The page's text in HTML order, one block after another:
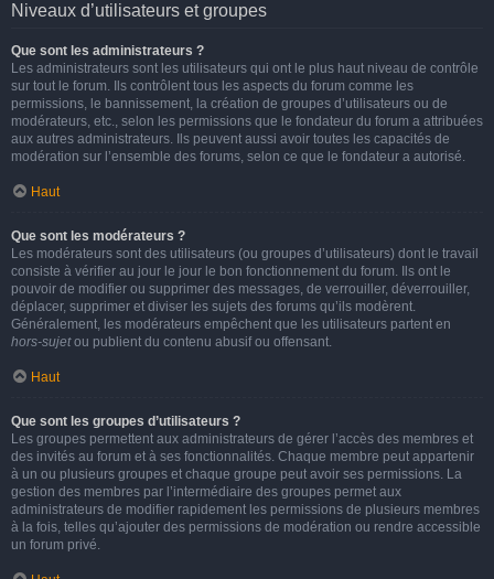
Niveaux d’utilisateurs et groupes
Que sont les administrateurs ?
Les administrateurs sont les utilisateurs qui ont le plus haut niveau de contrôle
sur tout le forum. Ils contrôlent tous les aspects du forum comme les
permissions, le bannissement, la création de groupes d’utilisateurs ou de
modérateurs, etc., selon les permissions que le fondateur du forum a attribuées
aux autres administrateurs. Ils peuvent aussi avoir toutes les capacités de
modération sur l’ensemble des forums, selon ce que le fondateur a autorisé.
Haut
Que sont les modérateurs ?
Les modérateurs sont des utilisateurs (ou groupes d’utilisateurs) dont le travail
consiste à vérifier au jour le jour le bon fonctionnement du forum. Ils ont le
pouvoir de modifier ou supprimer des messages, de verrouiller, déverrouiller,
déplacer, supprimer et diviser les sujets des forums qu’ils modèrent.
Généralement, les modérateurs empêchent que les utilisateurs partent en
hors-sujetou publient du contenu abusif ou offensant.
Haut
Que sont les groupes d’utilisateurs ?
Les groupes permettent aux administrateurs de gérer l’accès des membres et
des invités au forum et à ses fonctionnalités. Chaque membre peut appartenir
à un ou plusieurs groupes et chaque groupe peut avoir ses permissions. La
gestion des membres par l’intermédiaire des groupes permet aux
administrateurs de modifier rapidement les permissions de plusieurs membres
à la fois, telles qu’ajouter des permissions de modération ou rendre accessible
un forum privé.